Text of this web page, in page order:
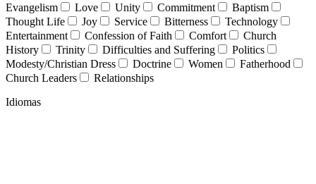
Evangelism
Love Unity Commitment
Baptism
Thought Life
Joy Service Bitterness
Technology
Entertainment
Confession of Faith Comfort
Church
History
Trinity Difficulties and Suffering
Politics
Modesty/Christian Dress
Doctrine Women
Fatherhood
Church Leaders
Relationships
Idiomas